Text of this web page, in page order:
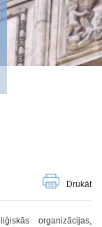
Drukāt
organizācijas,